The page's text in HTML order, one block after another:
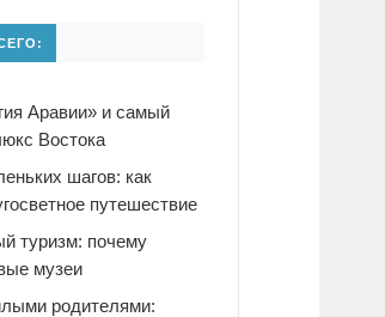
Аравии» и самый
Востока
шагов: как
путешествие
туризм: почему
музеи
родителями: